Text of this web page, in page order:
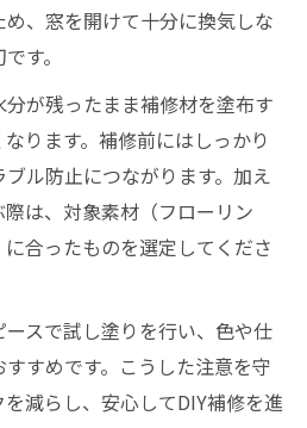
、窓を開けて十分に換気しな
す。
が残ったまま補修材を塗布す
ります。補修前にはしっかり
ル防止につながります。加え
は、対象素材（フローリン
合ったものを選定してくださ
スで試し塗りを行い、色や仕
すめです。こうした注意を守
減らし、安心してDIY補修を進